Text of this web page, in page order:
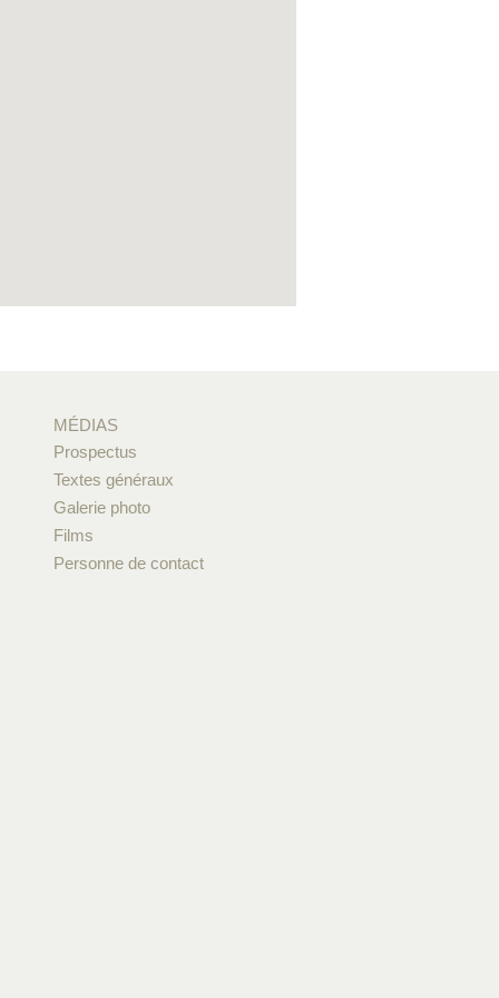
MÉDIAS
Prospectus
Textes généraux
Galerie photo
Films
Personne de contact